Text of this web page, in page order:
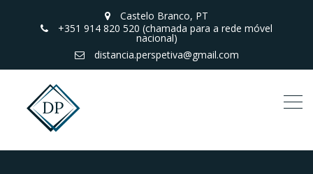
Castelo Branco, PT
+351 914 820 520 (chamada para a rede móvel
nacional)
distancia.perspetiva@gmail.com